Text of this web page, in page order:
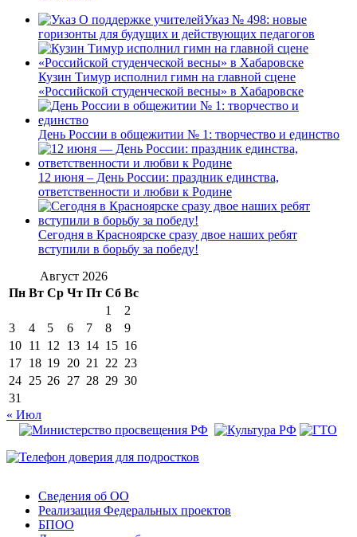
Указ № 498: новые
горизонты для будущих и действующих педагогов
Кузин Тимур исполнил гимн на главной сцене
«Российской студенческой весны» в Хабаровске
День России в общежитии № 1: творчество и единство
12 июня – День России: праздник единства,
ответственности и любви к Родине
Сегодня в Красноярске сразу двое наших ребят
вступили в борьбу за победу!
Август 2026
Пн Вт Ср Чт Пт Сб Вс
1
2
3
4 5 6 7 8
9
10 11 12 13 14 15 16
17 18 19 20 21 22 23
24 25 26 27 28 29 30
31
« Июл
Сведения об ОО
Реализация Федеральных проектов
БПОО